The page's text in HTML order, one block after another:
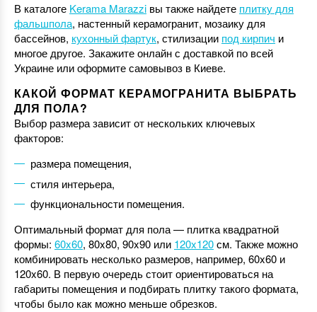
В каталоге Kerama Marazzi вы также найдете плитку для
фальшпола, настенный керамогранит, мозаику для
бассейнов, кухонный фартук, стилизации под кирпич и
многое другое. Закажите онлайн с доставкой по всей
Украине или оформите самовывоз в Киеве.
КАКОЙ ФОРМАТ КЕРАМОГРАНИТА ВЫБРАТЬ
ДЛЯ ПОЛА?
Выбор размера зависит от нескольких ключевых
факторов:
размера помещения,
стиля интерьера,
функциональности помещения.
Оптимальный формат для пола — плитка квадратной
формы: 60x60, 80x80, 90x90 или 120x120см. Также можно
комбинировать несколько размеров, например, 60x60 и
120x60. В первую очередь стоит ориентироваться на
габариты помещения и подбирать плитку такого формата,
чтобы было как можно меньше обрезков.